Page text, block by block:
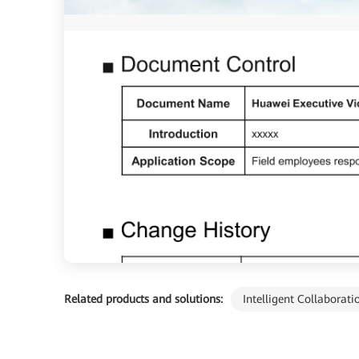
Related products and solutions: Intelligent